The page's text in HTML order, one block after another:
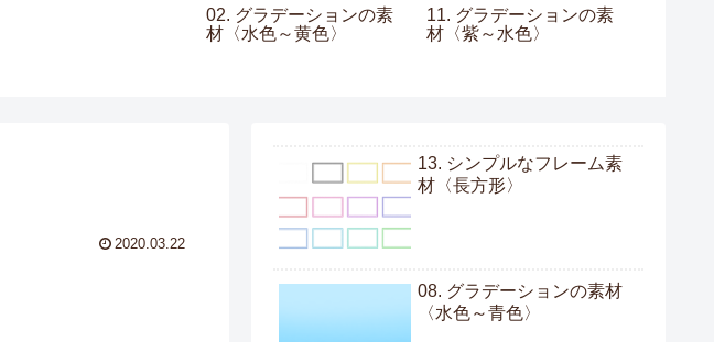
02. グラデーションの素
材〈水色～黄色〉
11. グラデーションの素
材〈紫～水色〉
2020.03.22
13. シンプルなフレーム素
材〈長方形〉
08. グラデーションの素材
〈水色～青色〉